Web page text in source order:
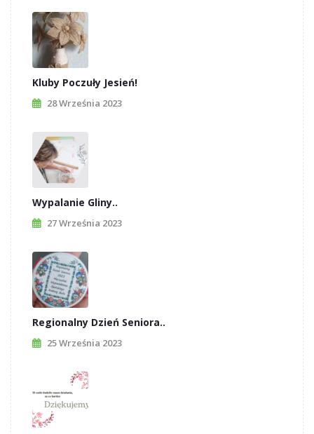
Kluby Poczuły Jesień!
28 Września 2023
Wypalanie Gliny..
27 Września 2023
Regionalny Dzień Seniora..
25 Września 2023